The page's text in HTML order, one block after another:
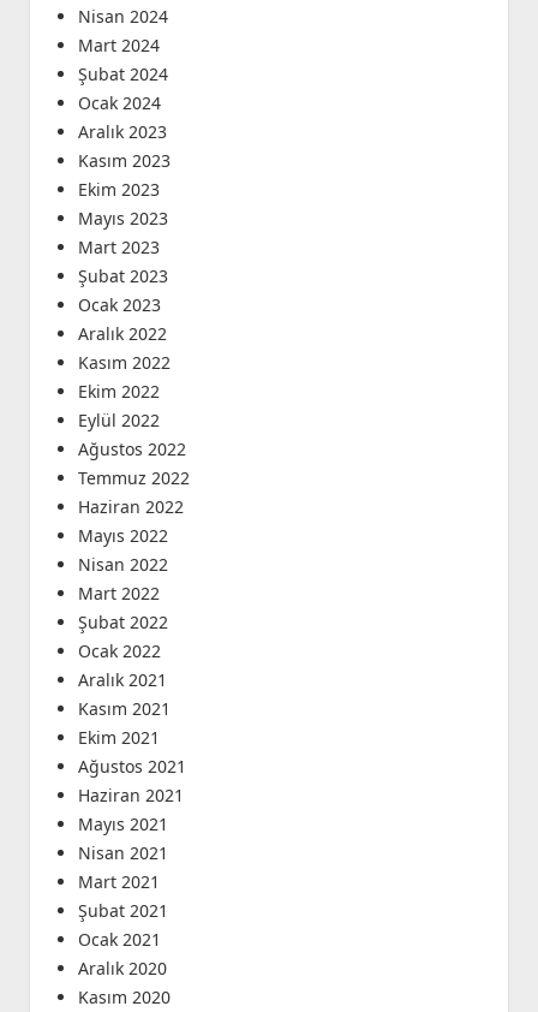
Nisan 2024
Mart 2024
Şubat 2024
Ocak 2024
Aralık 2023
Kasım 2023
Ekim 2023
Mayıs 2023
Mart 2023
Şubat 2023
Ocak 2023
Aralık 2022
Kasım 2022
Ekim 2022
Eylül 2022
Ağustos 2022
Temmuz 2022
Haziran 2022
Mayıs 2022
Nisan 2022
Mart 2022
Şubat 2022
Ocak 2022
Aralık 2021
Kasım 2021
Ekim 2021
Ağustos 2021
Haziran 2021
Mayıs 2021
Nisan 2021
Mart 2021
Şubat 2021
Ocak 2021
Aralık 2020
Kasım 2020